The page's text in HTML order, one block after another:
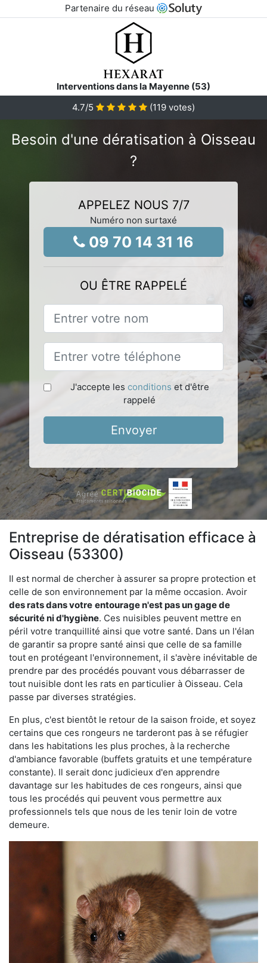
Partenaire du réseau
Interventions dans la Mayenne (53)
4.7/5 (119 votes)
Besoin d'une dératisation à Oisseau
?
APPELEZ NOUS 7/7
Numéro non surtaxé
09 70 14 31 16
OU ÊTRE RAPPELÉ
J'accepte les conditions et d'être
rappelé
Envoyer
Entreprise de dératisation efficace à
Oisseau (53300)
Il est normal de chercher à assurer sa propre protection et
celle de son environnement par la même occasion. Avoir
des rats dans votre entourage n'est pas un gage de
sécurité ni d'hygiène. Ces nuisibles peuvent mettre en
péril votre tranquillité ainsi que votre santé. Dans un l'élan
de garantir sa propre santé ainsi que celle de sa famille
tout en protégeant l'environnement, il s'avère inévitable de
prendre par des procédés pouvant vous débarrasser de
tout nuisible dont les rats en particulier à Oisseau. Cela
passe par diverses stratégies.
En plus, c'est bientôt le retour de la saison froide, et soyez
certains que ces rongeurs ne tarderont pas à se réfugier
dans les habitations les plus proches, à la recherche
d'ambiance favorable (buffets gratuits et une température
constante). Il serait donc judicieux d'en apprendre
davantage sur les habitudes de ces rongeurs, ainsi que
tous les procédés qui peuvent vous permettre aux
professionnels tels que nous de les tenir loin de votre
demeure.